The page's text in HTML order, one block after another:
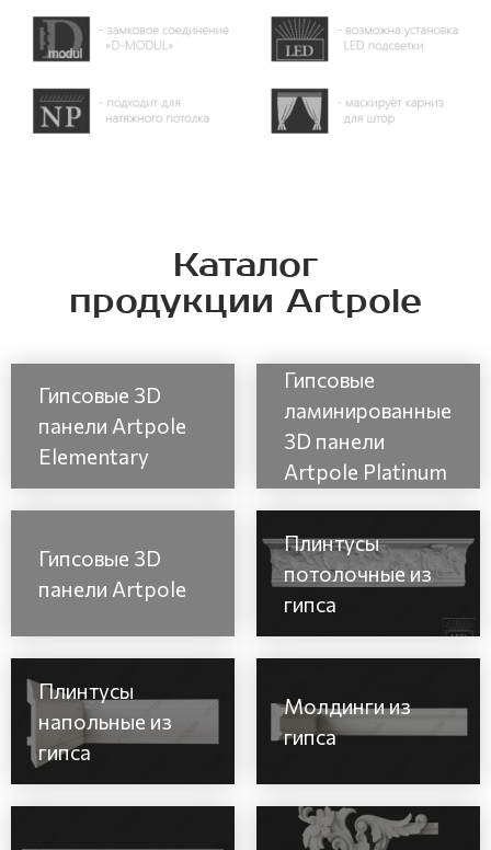
Каталог
продукции Artpole
Гипсовые 3D
панели Artpole
Elementary
Гипсовые
ламинированные
3D панели
Artpole Platinum
Гипсовые 3D
панели Artpole
Плинтусы
потолочные из
гипса
Плинтусы
напольные из
гипса
Молдинги из
гипса